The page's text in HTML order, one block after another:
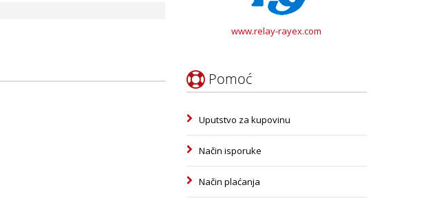
www.relay-rayex.com
Pomoć
Uputstvo za kupovinu
Način isporuke
Način plaćanja